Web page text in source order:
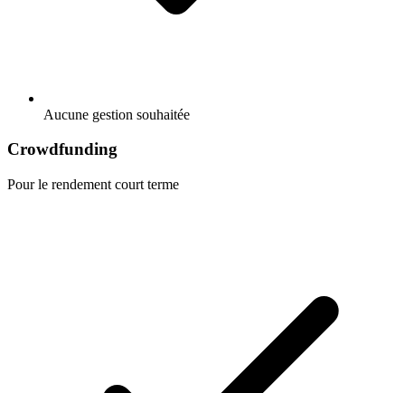
Aucune gestion souhaitée
Crowdfunding
Pour le rendement court terme